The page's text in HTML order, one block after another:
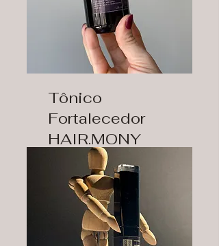
Tônico
Fortalecedor
HAIR.MONY
Saiba mais